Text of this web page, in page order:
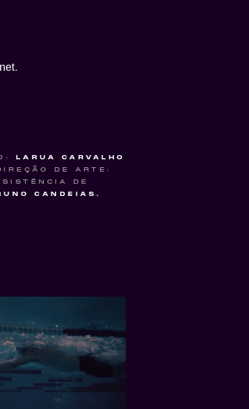
LARUA CARVALHO
DE ARTE:
DE
CANDEIAS.